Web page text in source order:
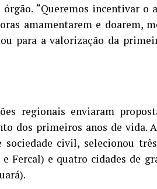
“Queremos incentivar o
amamentarem e doarem,
para a valorização da
regionais enviaram
dos primeiros anos de vida.
civil, selecionou
Fercal) e quatro cidades de